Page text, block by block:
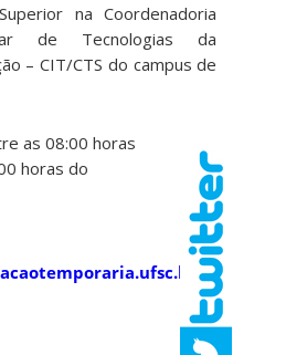
na Coordenadoria
de Tecnologias da
– CIT/CTS do campus de
as 08:00 horas
horas do
edital-